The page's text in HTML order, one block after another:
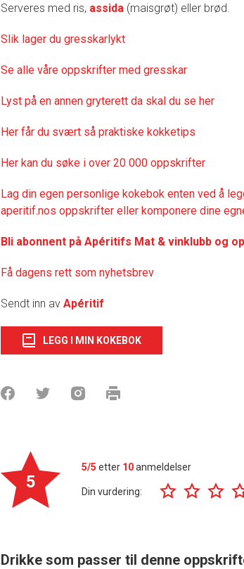
Serveres med ris, assida (maisgrøt) eller brød.
Slik lager du gresskarlykt
Se alle våre oppskrifter med gresskar
Lyst på en annen gryterett da skal du se her
Her får du svært så praktiske kokketips
Her kan du søke i over 20 000 oppskrifter
Lag din egen personlige kokebok enten ved å
aperitif.nos oppskrifter eller komponere dine
Bli abonnent på Apéritifs Mat & vinklubb og
Få dagens rett som nyhetsbrev
Sendt inn av Apéritif
LEGG I MIN KOKEBOK
5
5/5 etter 10anmeldelser
Din vurdering:
Drikke som passer til denne